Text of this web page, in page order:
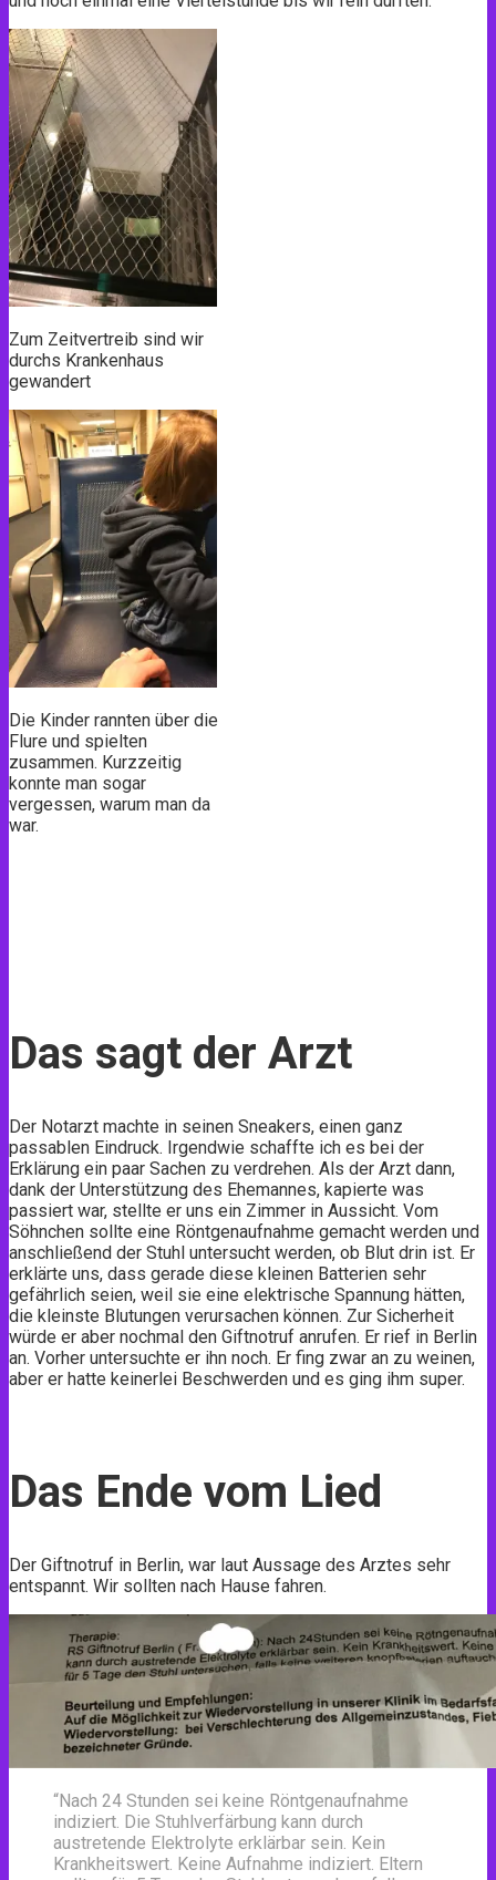
Zum Zeitvertreib sind wir
durchs Krankenhaus
gewandert
Die Kinder rannten über die
Flure und spielten
zusammen. Kurzzeitig
konnte man sogar
vergessen, warum man da
war.
Das sagt der Arzt
Der Notarzt machte in seinen Sneakers, einen ganz
passablen Eindruck. Irgendwie schaffte ich es bei der
Erklärung ein paar Sachen zu verdrehen. Als der Arzt dann,
dank der Unterstützung des Ehemannes, kapierte was
passiert war, stellte er uns ein Zimmer in Aussicht. Vom
Söhnchen sollte eine Röntgenaufnahme gemacht werden und
anschließend der Stuhl untersucht werden, ob Blut drin ist. Er
erklärte uns, dass gerade diese kleinen Batterien sehr
gefährlich seien, weil sie eine elektrische Spannung hätten,
die kleinste Blutungen verursachen können. Zur Sicherheit
würde er aber nochmal den Giftnotruf anrufen. Er rief in Berlin
an. Vorher untersuchte er ihn noch. Er fing zwar an zu weinen,
aber er hatte keinerlei Beschwerden und es ging ihm super.
Das Ende vom Lied
Der Giftnotruf in Berlin, war laut Aussage des Arztes sehr
entspannt. Wir sollten nach Hause fahren.
“Nach 24 Stunden sei keine Röntgenaufnahme
indiziert. Die Stuhlverfärbung kann durch
austretende Elektrolyte erklärbar sein. Kein
Krankheitswert. Keine Aufnahme indiziert. Eltern